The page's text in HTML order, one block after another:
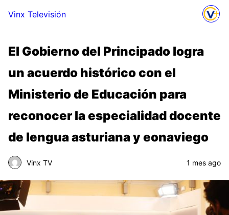
Vinx Televisión
El Gobierno del Principado logra
un acuerdo histórico con el
Ministerio de Educación para
reconocer la especialidad docente
de lengua asturiana y eonaviego
Vinx TV 1 mes ago